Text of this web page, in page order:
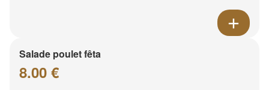
Salade poulet fêta
8.00 €